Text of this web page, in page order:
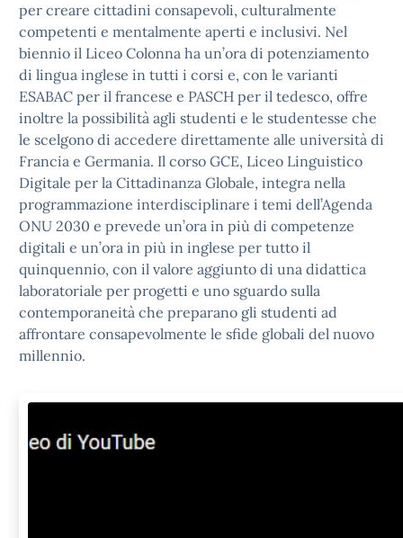
per creare cittadini consapevoli, culturalmente
competenti e mentalmente aperti e inclusivi. Nel
biennio il Liceo Colonna ha un’ora di potenziamento
di lingua inglese in tutti i corsi e, con le varianti
ESABAC per il francese e PASCH per il tedesco, offre
inoltre la possibilità agli studenti e le studentesse che
le scelgono di accedere direttamente alle università di
Francia e Germania. Il corso GCE, Liceo Linguistico
Digitale per la Cittadinanza Globale, integra nella
programmazione interdisciplinare i temi dell’Agenda
ONU 2030 e prevede un’ora in più di competenze
digitali e un’ora in più in inglese per tutto il
quinquennio, con il valore aggiunto di una didattica
laboratoriale per progetti e uno sguardo sulla
contemporaneità che preparano gli studenti ad
affrontare consapevolmente le sfide globali del nuovo
millennio.